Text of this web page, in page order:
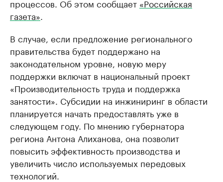
процессов. Об этом сообщает «Российская
газета»
В случае, если предложение регионального
правительства будет поддержано на
законодательном уровне, новую меру
поддержки включат в национальный проект
«Производительность труда и поддержка
занятости». Субсидии на инжиниринг в области
планируется начать предоставлять уже в
следующем году. По мнению губернатора
региона Антона Алиханова, она позволит
повысить эффективность производства и
увеличить число используемых передовых
технологий.